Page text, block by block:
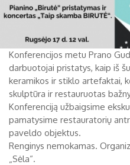
Konferencijos metu Prano
darbuotojai pristatys, kaip iš
keramikos ir stiklo artefaktai,
skulptūra ir restauruotas
Konferenciją užbaigsime
pamatysime restauratorių
paveldo objektus.
Renginys nemokamas.
„Sėla“.